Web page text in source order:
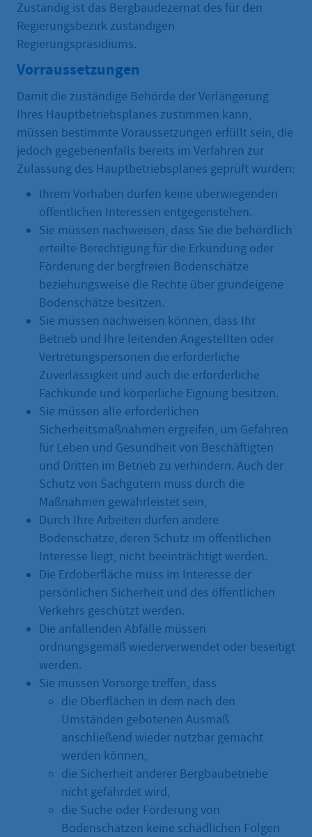
Zuständig ist das Bergbaudezernat des für den
Regierungsbezirk zuständigen
Regierungspräsidiums.
Vorraussetzungen
Damit die zuständige Behörde der Verlängerung
Ihres Hauptbetriebsplanes zustimmen kann,
müssen bestimmte Voraussetzungen erfüllt sein, die
jedoch gegebenenfalls bereits im Verfahren zur
Zulassung des Hauptbetriebsplanes geprüft wurden:
Ihrem Vorhaben dürfen keine überwiegenden
öffentlichen Interessen entgegenstehen.
Sie müssen nachweisen, dass Sie die behördlich
erteilte Berechtigung für die Erkundung oder
Förderung der bergfreien Bodenschätze
beziehungsweise die Rechte über grundeigene
Bodenschätze besitzen.
Sie müssen nachweisen können, dass Ihr
Betrieb und Ihre leitenden Angestellten oder
Vertretungspersonen die erforderliche
Zuverlässigkeit und auch die erforderliche
Fachkunde und körperliche Eignung besitzen.
Sie müssen alle erforderlichen
Sicherheitsmaßnahmen ergreifen, um Gefahren
für Leben und Gesundheit von Beschäftigten
und Dritten im Betrieb zu verhindern. Auch der
Schutz von Sachgütern muss durch die
Maßnahmen gewährleistet sein,
Durch Ihre Arbeiten dürfen andere
Bodenschätze, deren Schutz im öffentlichen
Interesse liegt, nicht beeinträchtigt werden.
Die Erdoberfläche muss im Interesse der
persönlichen Sicherheit und des öffentlichen
Verkehrs geschützt werden.
Die anfallenden Abfälle müssen
ordnungsgemäß wiederverwendet oder beseitigt
werden.
Sie müssen Vorsorge treffen, dass
die Oberflächen in dem nach den
Umständen gebotenen Ausmaß
anschließend wieder nutzbar gemacht
werden können,
die Sicherheit anderer Bergbaubetriebe
nicht gefährdet wird,
die Suche oder Förderung von
Bodenschätzen keine schädlichen Folgen